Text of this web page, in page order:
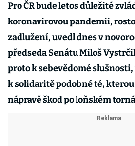
Pro ČR bude letos důležité
koronavirovou pandemii,
zadlužení, uvedl dnes v
předseda Senátu Miloš Vystrčil
proto k sebevědomé
k solidaritě podobné té,
nápravě škod po loňském